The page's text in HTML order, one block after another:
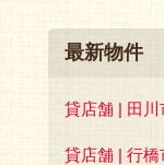
最新物件
貸店舗 | 田川
貸店舗 | 行橋